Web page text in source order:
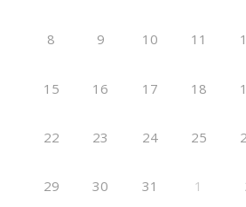
8 9 10 11
15 16 17 18
22 23 24 25
29 30 31 1